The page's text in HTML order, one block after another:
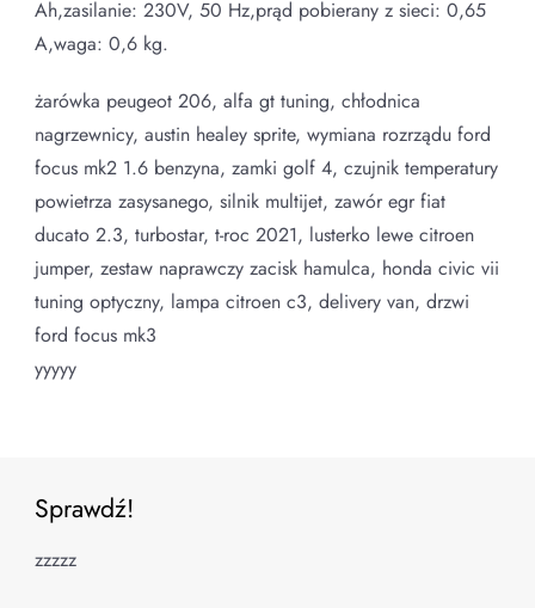
Ah,zasilanie: 230V, 50 Hz,prąd pobierany z sieci: 0,65
A,waga: 0,6 kg.
żarówka peugeot 206, alfa gt tuning, chłodnica
nagrzewnicy, austin healey sprite, wymiana rozrządu ford
focus mk2 1.6 benzyna, zamki golf 4, czujnik temperatury
powietrza zasysanego, silnik multijet, zawór egr fiat
ducato 2.3, turbostar, t-roc 2021, lusterko lewe citroen
jumper, zestaw naprawczy zacisk hamulca, honda civic vii
tuning optyczny, lampa citroen c3, delivery van, drzwi
ford focus mk3
yyyyy
Sprawdź!
zzzzz